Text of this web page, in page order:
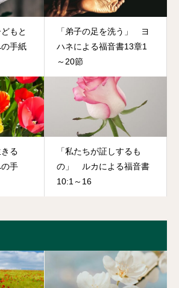
もと
手紙
「弟子の足を洗う」 ヨ
ハネによる福音書13章1
～20節
る
手
「私たちが証しするも
の」 ルカによる福音書
10:1～16